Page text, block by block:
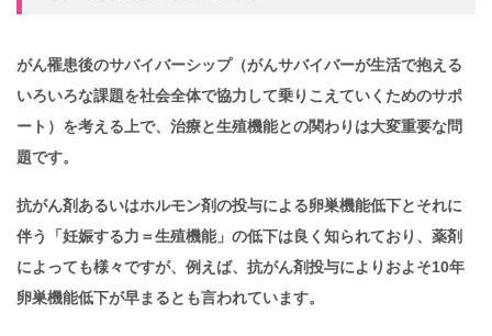
がん罹患後のサバイバーシップ（がんサバイバーが生活で抱える
いろいろな課題を社会全体で協力して乗りこえていくためのサポ
ート）を考える上で、治療と生殖機能との関わりは大変重要な問
題です。
抗がん剤あるいはホルモン剤の投与による卵巣機能低下とそれに
伴う「妊娠する力＝生殖機能」の低下は良く知られており、薬剤
によっても様々ですが、例えば、抗がん剤投与によりおよそ10年
卵巣機能低下が早まるとも言われています。